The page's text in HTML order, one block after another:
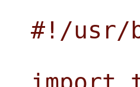
#!/usr/